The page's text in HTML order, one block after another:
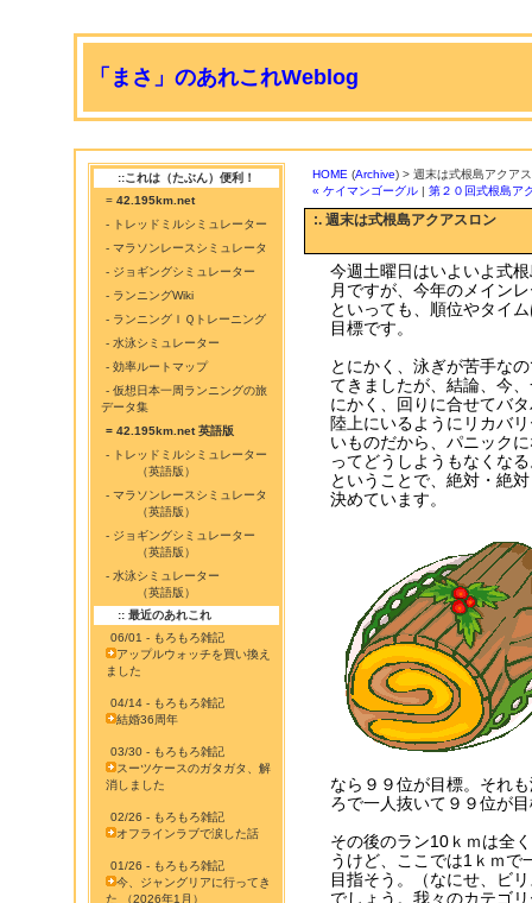
「まさ」のあれこれWeblog
::これは（たぶん）便利！
= 42.195km.net
- トレッドミルシミュレーター
- マラソンレースシミュレータ
- ジョギングシミュレーター
- ランニングWiki
- ランニングＩＱトレーニング
- 水泳シミュレーター
- 効率ルートマップ
- 仮想日本一周ランニングの旅
データ集
= 42.195km.net 英語版
- トレッドミルシミュレーター
（英語版）
- マラソンレースシミュレータ
（英語版）
- ジョギングシミュレーター
（英語版）
- 水泳シミュレーター
（英語版）
:: 最近のあれこれ
06/01 - もろもろ雑記
アップルウォッチを買い換え
ました
04/14 - もろもろ雑記
結婚36周年
03/30 - もろもろ雑記
スーツケースのガタガタ、解
消しました
02/26 - もろもろ雑記
オフラインラブで涙した話
01/26 - もろもろ雑記
今、ジャングリアに行ってき
た （2026年1月）
HOME (Archive) > 週末は式根島アクア
« ケイマンゴーグル | 第２０回式根島ア
:. 週末は式根島アクアスロン
今週土曜日はいよいよ式
月ですが、今年のメイン
といっても、順位やタイ
目標です。
とにかく、泳ぎが苦手な
てきましたが、結論、今
にかく、回りに合せてバ
陸上にいるようにリカバ
いものだから、パニック
ってどうしようもなくな
ということで、絶対・絶
決めています。
なら９９位が目標。それ
ろで一人抜いて９９位が
その後のラン10ｋｍは全
うけど、ここでは1ｋｍで
目指そう。（なにせ、ビ
でしょう。我々のカテゴ